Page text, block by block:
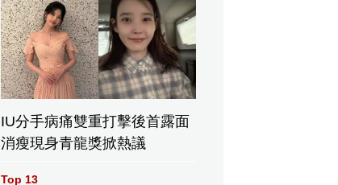
IU分手病痛雙重打擊後首露面
消瘦現身青龍獎掀熱議
Top 13